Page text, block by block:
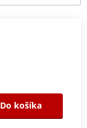
Do košíka